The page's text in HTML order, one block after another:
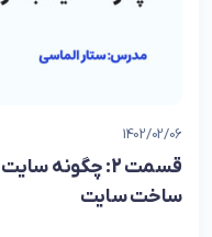
1402/02/06
قسمت 2: چگونه
ساخت سایت